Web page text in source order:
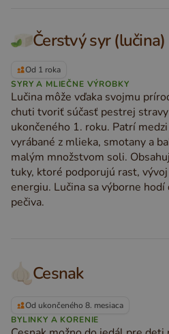
Čerstvý syr (lučina)
Od 1 roka
SYRY A MLIEČNE VÝROBKY
Lučina môže vďaka svojmu
chuti tvoriť súčasť pestrej
ukončeného 1. roku. Patrí
vyrábané z mlieka, smotany a
malým množstvom soli.
tuky, ktoré podporujú rast,
energiu. Lučina sa výborne
pečiva.
Cesnak
Od ukončeného 8. mesiaca
BYLINKY A KORENIE